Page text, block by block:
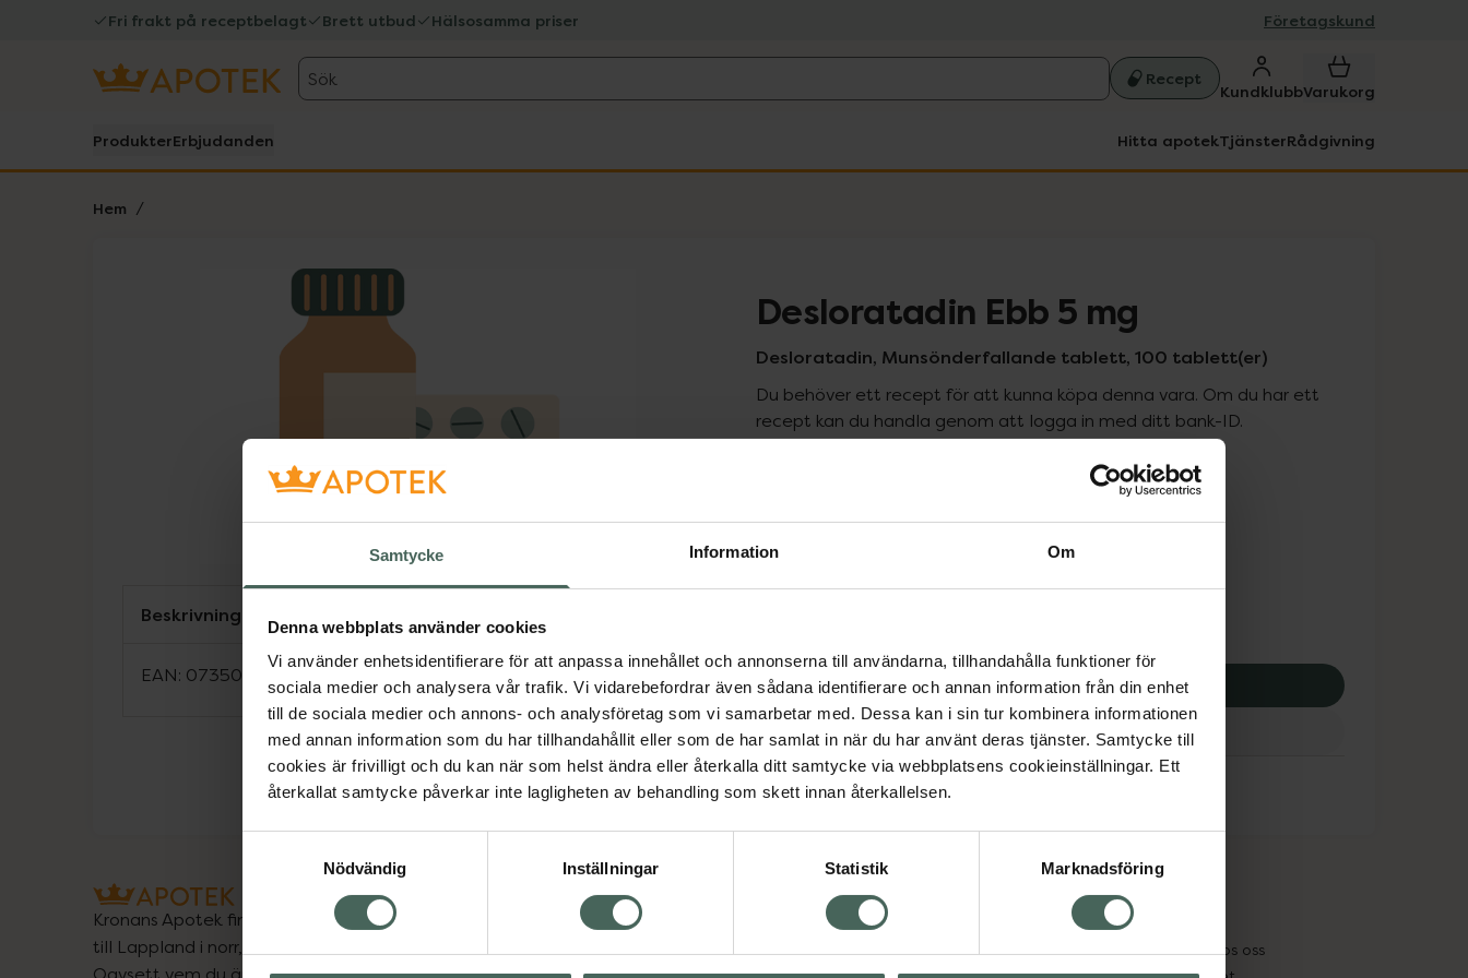
Samtycke Information Om
Denna webbplats använder cookies
Vi använder enhetsidentifierare för att anpassa innehållet och annonserna till användarna, tillhandahålla funktioner för
sociala medier och analysera vår trafik. Vi vidarebefordrar även sådana identifierare och annan information från din enhet
till de sociala medier och annons- och analysföretag som vi samarbetar med. Dessa kan i sin tur kombinera informationen
med annan information som du har tillhandahållit eller som de har samlat in när du har använt deras tjänster. Samtycke till
cookies är frivilligt och du kan när som helst ändra eller återkalla ditt samtycke via webbplatsens cookieinställningar. Ett
återkallat samtycke påverkar inte lagligheten av behandling som skett innan återkallelsen.
Nödvändig
Inställningar Statistik Marknadsföring
Fri frakt på receptbelagt Brett utbud Hälsosamma priser Företagskund
Sök Recept
KundklubbVarukorg
ProdukterErbjudanden Hitta apotekTjänsterRådgivning
Hem
Lista: . Innehåller 1 objekt. Desloratadin Ebb 5 mg
Desloratadin, Munsönderfallande tablett, 100 tablett(er)
Du behöver ett recept för att kunna köpa denna vara. Om du har ett
recept kan du handla genom att logga in med ditt bank-ID.
Pris med recept
Högkostnadsskyddet gäller
252,25 kr
Köp via ditt recept
Aktuella erbjudanden
Beskrivning
EAN: 07350124331829
Kronans Apotek finns här för dig. Du hittar oss från Skåne i syd
till Lappland i norr, och online i mobilen och på datorn.
Oavsett vem du är så är det vårt uppdrag att hjälpa just dig
Om recept och läkemedel
Jobba hos oss